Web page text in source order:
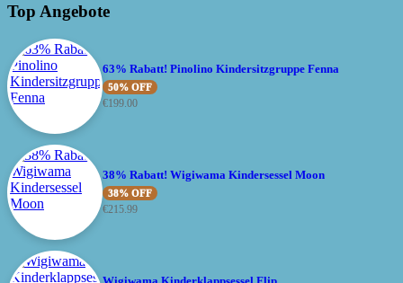
Top Angebote
63% Rabatt! Pinolino Kindersitzgruppe Fenna
50% OFF
€199.00
38% Rabatt! Wigiwama Kindersessel Moon
38% OFF
€215.99